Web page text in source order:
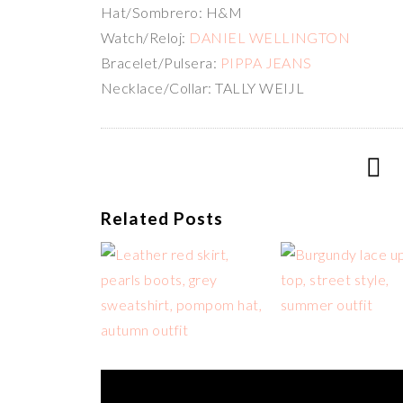
Hat/Sombrero: H&M
Watch/Reloj: DANIEL WELLINGTON
Bracelet/Pulsera: PIPPA JEANS
Necklace/Collar: TALLY WEIJL
Related Posts